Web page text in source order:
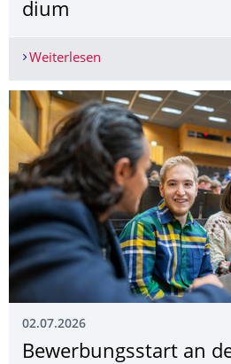
dium
Weiterlesen
02.07.2026
Bewerbungsstart an